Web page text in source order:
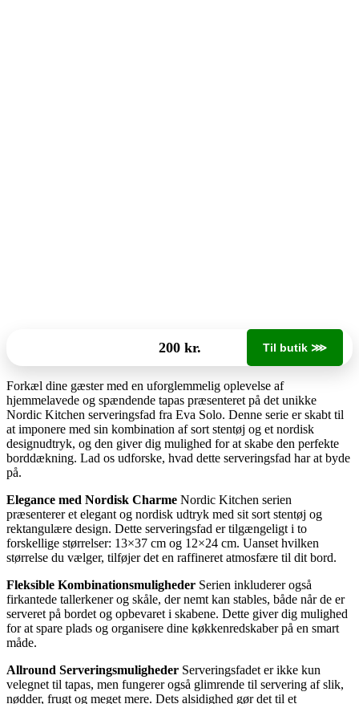
200 kr. Til butik ⋙
Forkæl dine gæster med en uforglemmelig oplevelse af
hjemmelavede og spændende tapas præsenteret på det unikke
Nordic Kitchen serveringsfad fra Eva Solo. Denne serie er skabt til
at imponere med sin kombination af sort stentøj og et nordisk
designudtryk, og den giver dig mulighed for at skabe den perfekte
borddækning. Lad os udforske, hvad dette serveringsfad har at byde
på.
Elegance med Nordisk Charme Nordic Kitchen serien
præsenterer et elegant og nordisk udtryk med sit sort stentøj og
rektangulære design. Dette serveringsfad er tilgængeligt i to
forskellige størrelser: 13×37 cm og 12×24 cm. Uanset hvilken
størrelse du vælger, tilføjer det en raffineret atmosfære til dit bord.
Fleksible Kombinationsmuligheder Serien inkluderer også
firkantede tallerkener og skåle, der nemt kan stables, både når de er
serveret på bordet og opbevaret i skabene. Dette giver dig mulighed
for at spare plads og organisere dine køkkenredskaber på en smart
måde.
Allround Serveringsmuligheder Serveringsfadet er ikke kun
velegnet til tapas, men fungerer også glimrende til servering af slik,
nødder, frugt og meget mere. Dets alsidighed gør det til et